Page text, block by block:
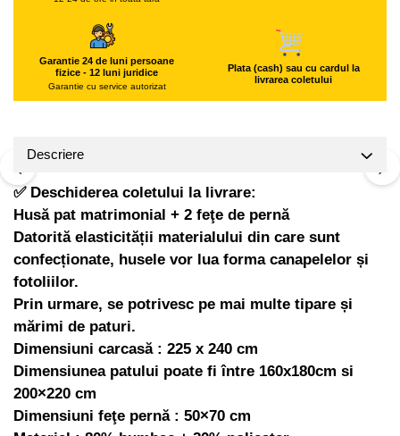
Pistoale de vopsit
Prelungitoare
Redresoare auto - roboti de
pornire
Suflante cu aer cald
Scari metalice
Scule cu acumulator
Scule pentru electricieni
Truse de scule
Ventuze cu brate pentru transport
Hote Traditionale
Hote Incorporabile
Hote Country
Accesorii, consumabile hote
Masini de tocat carne
Masini de carnati ( CARNATARI )
Masini de spalat vase
Masini de spalat vase incorporabile
Masini de spalat vase independente
Masini de spalat rufe
Masini de spalat rufe frontale
Masini de spalat rufe incorporabile
Uscatoare de rufe
Garantie 24 de luni persoane
fizice - 12 luni juridice
Garantie cu service autorizat
Plata (cash) sau cu cardul la
livrarea coletului
Descriere
✅ Deschiderea coletului la livrare:
Husă pat matrimonial + 2 feţe de pernă
Datorită elasticității materialului din care sunt
confecționate, husele vor lua forma canapelelor și
fotoliilor.
Prin urmare, se potrivesc pe mai multe tipare și
mărimi de paturi.
Dimensiuni carcasă : 225 x 240 cm
Dimensiunea patului poate fi între 160x180cm si
200×220 cm
Dimensiuni feţe pernă : 50×70 cm